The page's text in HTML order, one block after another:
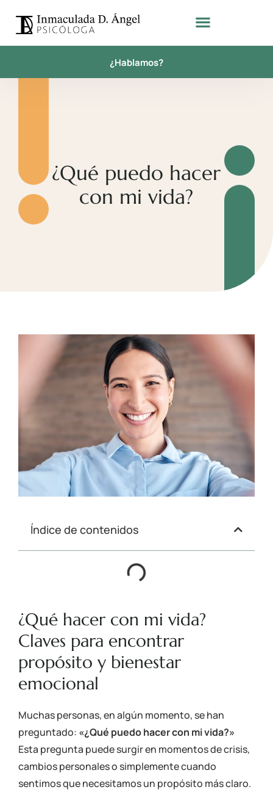
¿Hablamos?
¿Qué puedo hacer
con mi vida?
Índice de contenidos
¿Qué hacer con mi vida?
Claves para encontrar
propósito y bienestar
emocional
Muchas personas, en algún momento, se han
preguntado: «¿Qué puedo hacer con mi vida?»
Esta pregunta puede surgir en momentos de crisis,
cambios personales o simplemente cuando
sentimos que necesitamos un propósito más claro.